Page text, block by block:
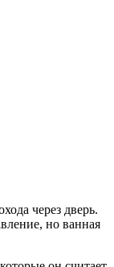
через дверь.
но ванная